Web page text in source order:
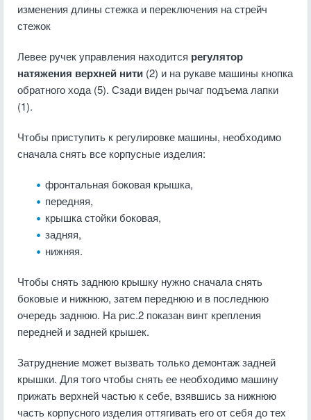
изменения длины стежка и переключения на стрейч
стежок
Левее ручек управления находится регулятор
натяжения верхней нити (2) и на рукаве машины кнопка
обратного хода (5). Сзади виден рычаг подъема лапки
(1).
Чтобы приступить к регулировке машины, необходимо
сначала снять все корпусные изделия:
фронтальная боковая крышка,
передняя,
крышка стойки боковая,
задняя,
нижняя.
Чтобы снять заднюю крышку нужно сначала снять
боковые и нижнюю, затем переднюю и в последнюю
очередь заднюю. На рис.2 показан винт крепления
передней и задней крышек.
Затруднение может вызвать только демонтаж задней
крышки. Для того чтобы снять ее необходимо машину
прижать верхней частью к себе, взявшись за нижнюю
часть корпусного изделия оттягивать его от себя до тех